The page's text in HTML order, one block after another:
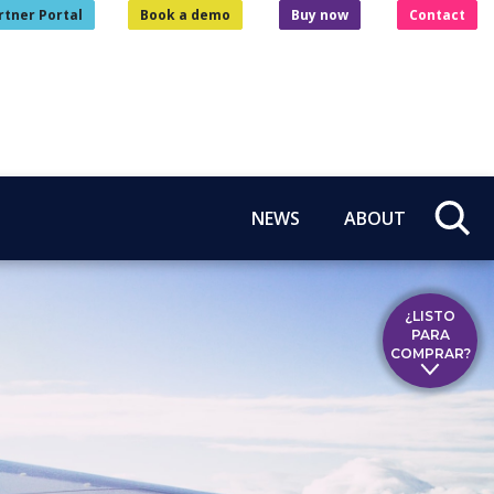
Portal Book a demo Buy now Contact
NEWS ABOUT
¿LISTO
PARA
COMPRAR?